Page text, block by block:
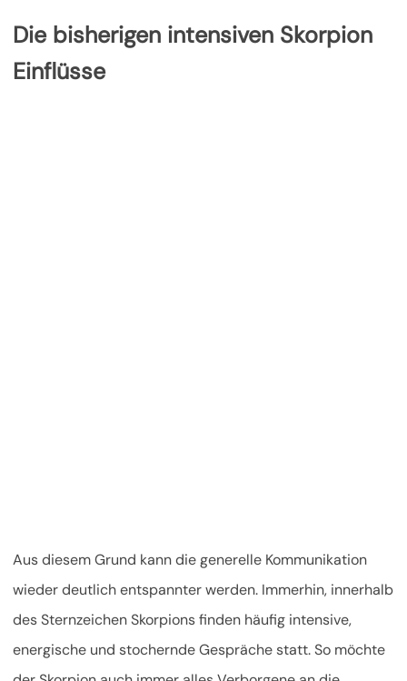
Die bisherigen intensiven Skorpion
Einflüsse
Aus diesem Grund kann die generelle Kommunikation
wieder deutlich entspannter werden. Immerhin, innerhalb
des Sternzeichen Skorpions finden häufig intensive,
energische und stochernde Gespräche statt. So möchte